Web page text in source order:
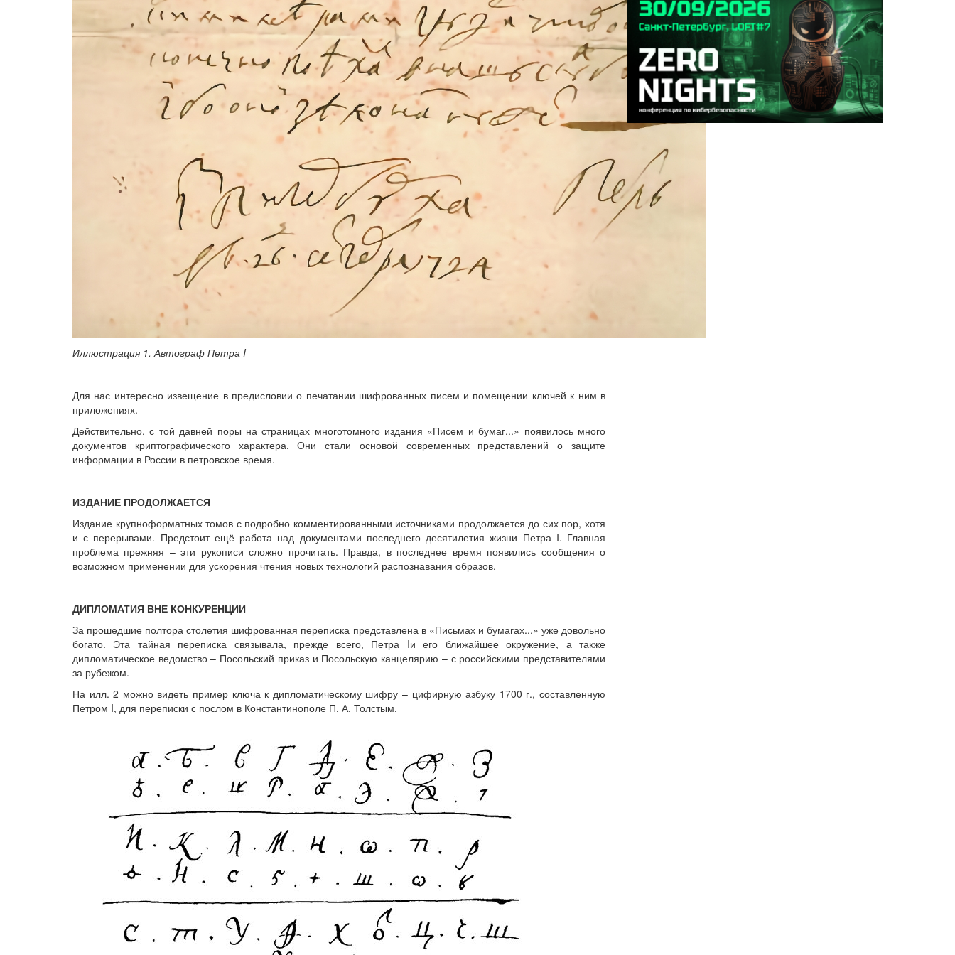
Иллюстрация 1. Автограф Петра I
Для нас интересно извещение в предисловии о печатании шифрованных писем и помещении ключей к ним в
приложениях.
Действительно, с той давней поры на страницах многотомного издания «Писем и бумаг...» появилось много
документов криптографического характера. Они стали основой современных представлений о защите
информации в России в петровское время.
ИЗДАНИЕ ПРОДОЛЖАЕТСЯ
Издание крупноформатных томов с подробно комментированными источниками продолжается до сих пор, хотя
и с перерывами. Предстоит ещё работа над документами последнего десятилетия жизни Петра I. Главная
проблема прежняя – эти рукописи сложно прочитать. Правда, в последнее время появились сообщения о
возможном применении для ускорения чтения новых технологий распознавания образов.
ДИПЛОМАТИЯ ВНЕ КОНКУРЕНЦИИ
За прошедшие полтора столетия шифрованная переписка представлена в «Письмах и бумагах...» уже довольно
богато. Эта тайная переписка связывала, прежде всего, Петра Iи его ближайшее окружение, а также
дипломатическое ведомство – Посольский приказ и Посольскую канцелярию – с российскими представителями
за рубежом.
На илл. 2 можно видеть пример ключа к дипломатическому шифру – цифирную азбуку 1700 г., составленную
Петром I, для переписки с послом в Константинополе П. А. Толстым.